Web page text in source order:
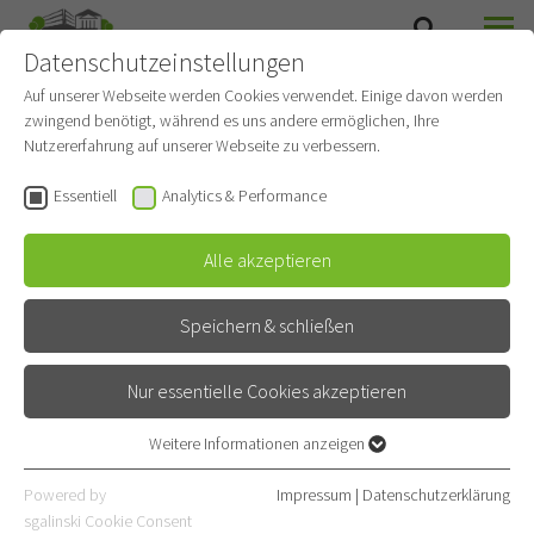
AKADEMIE FÜR PRÄVENTION
Datenschutzeinstellungen
Auf unserer Webseite werden Cookies verwendet. Einige davon werden
zwingend benötigt, während es uns andere ermöglichen, Ihre
Nutzererfahrung auf unserer Webseite zu verbessern.
Essentiell Analytics & Performance
Alle akzeptieren
Speichern & schließen
Nur essentielle Cookies akzeptieren
Essentielle Cookies werden für grundlegende Funktionen der
Webseite benötigt. Dadurch ist gewährleistet, dass die Webseite
Weitere Informationen anzeigen
Powered by
sgalinski Cookie Consent
Impressum | Datenschutzerklärung